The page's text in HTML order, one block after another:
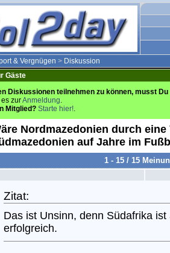
& Vergnügen > Diskussion
Gäste
Diskussionen teilnehmen zu können, musst
zurAnmeldung.
Mitglied? Starte hier!.
Nordmazedonien durch
auf Jahre im
1 - 15 / 15
Zitat:
Das ist Unsinn, denn Südafrika
erfolgreich.